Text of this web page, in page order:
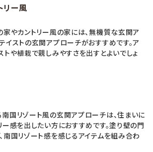
リー風
家やカントリー風の家には、無機質な玄関ア
イストの玄関アプローチがおすすめです。ア
トや植栽で親しみやすさを出すとよいでしょ
国リゾート風の玄関アプローチは、住まいに
ー感を出したい方におすすめです。塗り壁の門
南国リゾート感を感じるアイテムを組み合わ